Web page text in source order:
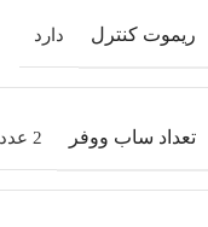
ریموت کنترل دارد
تعداد ساب‌ ووفر 2 عدد